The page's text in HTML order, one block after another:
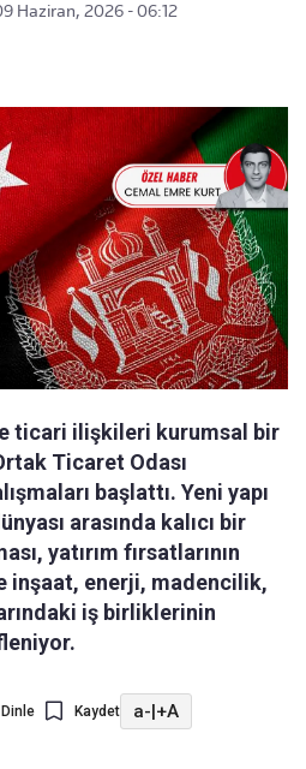
Haziran, 2026 - 06:12
ticari ilişkileri kurumsal bir
Ticaret Odası
başlattı. Yeni yapı
arasında kalıcı bir
yatırım fırsatlarının
inşaat, enerji, madencilik,
iş birliklerinin
Dinle Kaydet a-|+A